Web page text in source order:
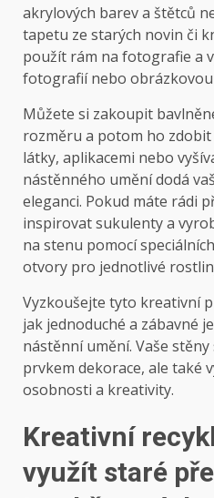
akrylových barev a štětců
tapetu ze starých novin či
použít rám na fotografie a
fotografií nebo obrázkovou
Můžete si zakoupit
rozměru a potom ho
látky, aplikacemi nebo
nástěnného umění dodá
eleganci. Pokud máte rádi
inspirovat sukulenty a
na stenu pomocí
otvory pro jednotlivé
Vyzkoušejte tyto kreativní
jak jednoduché a zábavné
nástěnní umění. Vaše
prvkem dekorace, ale také
osobnosti a kreativity.
Kreativní
využít staré